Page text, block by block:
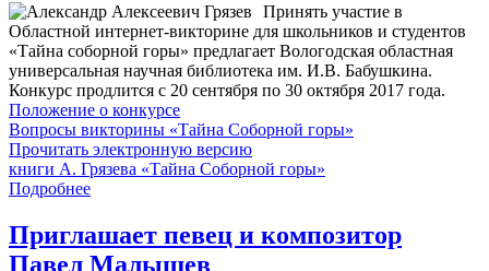
Принять участие в
Областной интернет-викторине для школьников и студентов
«Тайна соборной горы» предлагает Вологодская областная
универсальная научная библиотека им. И.В. Бабушкина.
Конкурс продлится с 20 сентября по 30 октября 2017 года.
Положение о конкурсе
Вопросы викторины «Тайна Соборной горы»
Прочитать электронную версию
книги А. Грязева «Тайна Соборной горы»
Подробнее
Приглашает певец и композитор
Павел Малышев